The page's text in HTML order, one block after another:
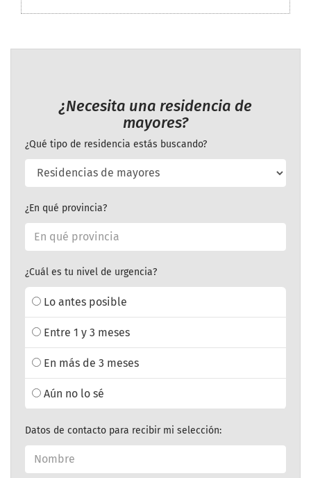
¿Necesita una residencia de
mayores?
¿Qué tipo de residencia estás buscando?
¿En qué provincia?
¿Cuál es tu nivel de urgencia?
Lo antes posible
Entre 1 y 3 meses
En más de 3 meses
Aún no lo sé
Datos de contacto para recibir mi selección: